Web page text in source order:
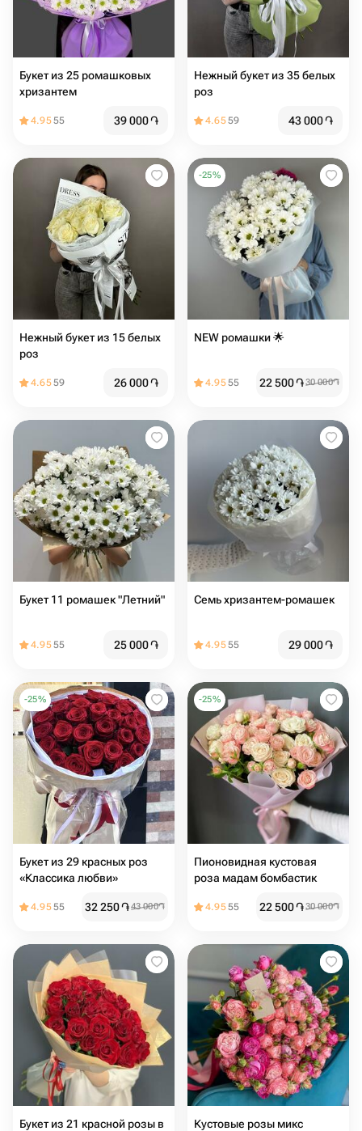
Букет из 25 ромашковых
хризантем
4.9555 39 000֏
Нежный букет из 35 белых
роз
4.6559 43 000֏
Нежный букет из 15 белых
роз
4.6559 26 000֏
-25%
NEW ромашки 🌟
4.9555 22 500֏30 000֏
Букет 11 ромашек "Летний"
4.9555 25 000֏
Семь хризантем-ромашек
4.9555 29 000֏
-25%
Букет из 29 красных роз
«Классика любви»
4.9555 32 250֏43 000֏
-25%
Пионовидная кустовая
роза мадам бомбастик
4.9555 22 500֏30 000֏
Букет из 21 красной розы в
Кустовые розы микс